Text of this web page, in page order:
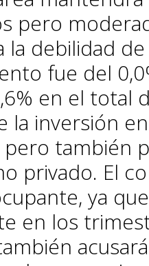
pero
la debilidad
fue del
en el total
la inversión
pero también
privado. El
ya
en los